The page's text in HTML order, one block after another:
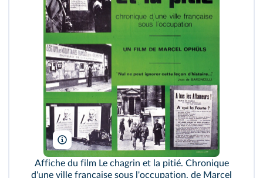
Rue des Archives/RDA
Affiche du film Le chagrin et la pitié. Chronique
d'une ville française sous l'occupation, de Marcel